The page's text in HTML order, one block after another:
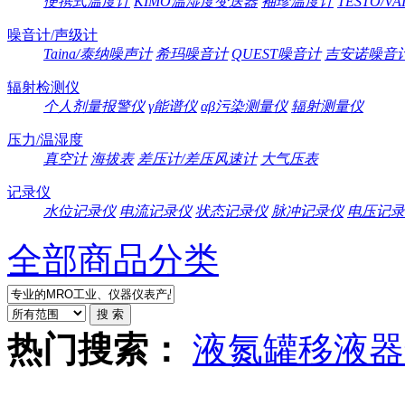
噪音计/声级计
Taina/泰纳噪声计 希玛噪音计 QUEST噪音计 吉安诺噪音
辐射检测仪
个人剂量报警仪 γ能谱仪 αβ污染测量仪 辐射测量仪
压力/温湿度
真空计 海拔表 差压计/差压风速计 大气压表
记录仪
水位记录仪 电流记录仪 状态记录仪 脉冲记录仪 电压记
全部商品分类
热门搜索： 液氮罐移液器